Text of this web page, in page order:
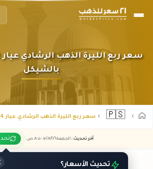
بالشيكل
🇵🇸 سعر ربع الليرة الذهب الرشادي عيار 24 في فلسطين بالشيكل
آخر تحديث : الجمعة ٠٧ /٠٨/٢٠٢٦ - ٠٨:٠٥ ص
تحديث الأسعار؟